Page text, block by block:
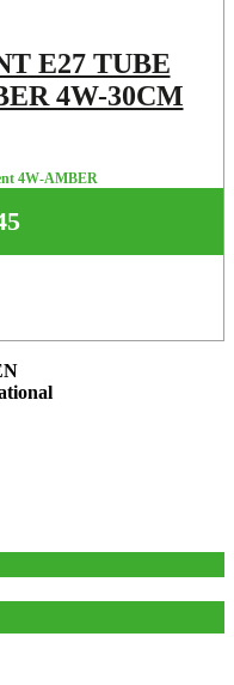
E27 TUBE
4W-30CM
4W-AMBER